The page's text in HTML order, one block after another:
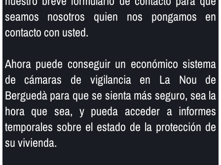
seamos nosotros quien nos pongamos en
contacto con usted.
Ahora puede conseguir un económico sistema
de cámaras de vigilancia en La Nou de
Berguedà para que se sienta más seguro, sea la
hora que sea, y pueda acceder a informes
temporales sobre el estado de la protección de
su vivienda.